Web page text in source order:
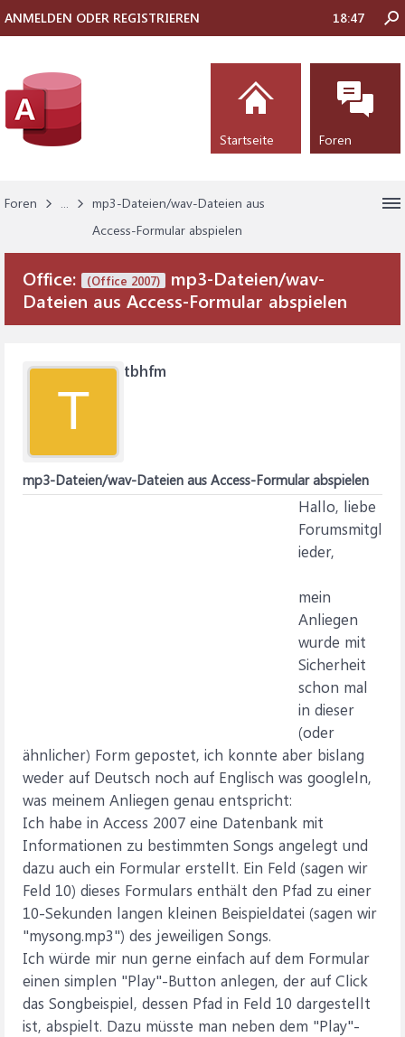
Foren ...
mp3-Dateien/wav-Dateien aus
Access-Formular abspielen
Office: (Office 2007)
mp3-Dateien/wav-
Dateien aus Access-Formular abspielen
T
tbhfm
mp3-Dateien/wav-Dateien aus Access-Formular abspielen
Hallo, liebe
Forumsmitgl
ieder,
mein
Anliegen
wurde mit
Sicherheit
schon mal
in dieser
(oder
ähnlicher) Form gepostet, ich konnte aber bislang
weder auf Deutsch noch auf Englisch was googleln,
was meinem Anliegen genau entspricht:
Ich habe in Access 2007 eine Datenbank mit
Informationen zu bestimmten Songs angelegt und
dazu auch ein Formular erstellt. Ein Feld (sagen wir
Feld 10) dieses Formulars enthält den Pfad zu einer
10-Sekunden langen kleinen Beispieldatei (sagen wir
"mysong.mp3") des jeweiligen Songs.
Ich würde mir nun gerne einfach auf dem Formular
einen simplen "Play"-Button anlegen, der auf Click
das Songbeispiel, dessen Pfad in Feld 10 dargestellt
ist, abspielt. Dazu müsste man neben dem "Play"-
ANMELDEN ODER REGISTRIEREN 18:47
Startseite Foren